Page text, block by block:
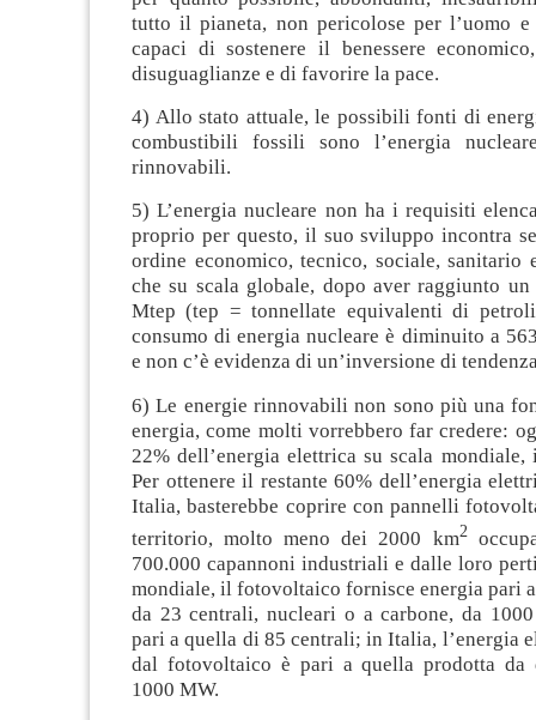
tutto il pianeta, non pericolose per l’uomo e
capaci di sostenere il benessere
disuguaglianze e di favorire la pace.
4) Allo stato attuale, le possibili fonti di
combustibili fossili sono l’energia
rinnovabili.
5) L’energia nucleare non ha i requisiti
proprio per questo, il suo sviluppo incontra
ordine economico, tecnico, sociale, sanitario
che su scala globale, dopo aver raggiunto
Mtep (tep = tonnellate equivalenti di
consumo di energia nucleare è diminuito a
e non c’è evidenza di un’inversione di
6) Le energie rinnovabili non sono più una
energia, come molti vorrebbero far credere:
22% dell’energia elettrica su scala
Per ottenere il restante 60% dell’energia
Italia, basterebbe coprire con pannelli
territorio, molto meno dei 2000 km2
700.000 capannoni industriali e dalle loro
mondiale, il fotovoltaico fornisce energia pari
da 23 centrali, nucleari o a carbone, da
pari a quella di 85 centrali; in Italia, l’energia
dal fotovoltaico è pari a quella prodotta da
1000 MW.